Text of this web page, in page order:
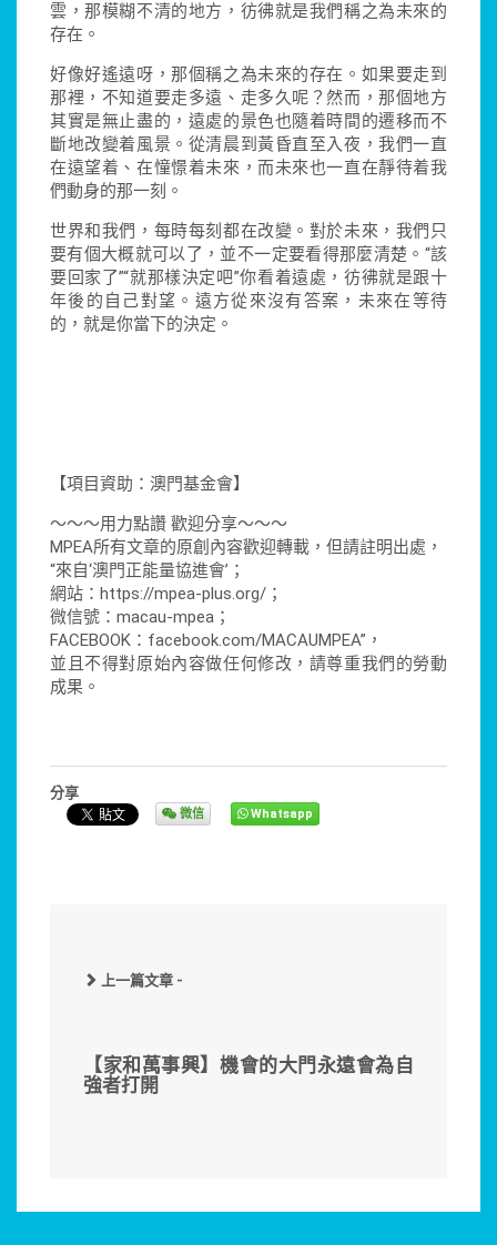
雲，那模糊不清的地方，彷彿就是我們稱之為未來的
存在。
好像好遙遠呀，那個稱之為未來的存在。如果要走到
那裡，不知道要走多遠、走多久呢？然而，那個地方
其實是無止盡的，遠處的景色也隨着時間的遷移而不
斷地改變着風景。從清晨到黃昏直至入夜，我們一直
在遠望着、在憧憬着未來，而未來也一直在靜待着我
們動身的那一刻。
世界和我們，每時每刻都在改變。對於未來，我們只
要有個大概就可以了，並不一定要看得那麼清楚。“該
要回家了”“就那樣決定吧”你看着遠處，彷彿就是跟十
年後的自己對望。遠方從來沒有答案，未來在等待
的，就是你當下的決定。
【項目資助：澳門基金會】
～～～用力點讚 歡迎分享～～～
MPEA所有文章的原創內容歡迎轉載，但請註明出處，
“來自‘澳門正能量協進會’；
網站：https://mpea-plus.org/；
微信號：macau-mpea；
FACEBOOK：facebook.com/MACAUMPEA”，
並且不得對原始內容做任何修改，請尊重我們的勞動
成果。
分享
微信 Whatsapp
上一篇文章 -
【家和萬事興】機會的大門永遠會為自
強者打開